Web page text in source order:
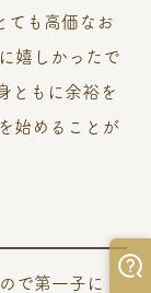
ても高価なお
嬉しかったで
ともに余裕を
始めることが
で第一子に